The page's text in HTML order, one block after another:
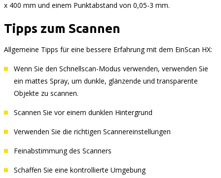
x 400 mm und einem Punktabstand von 0,05-3 mm.
Tipps zum Scannen
Allgemeine Tipps für eine bessere Erfahrung mit dem EinScan HX:
Wenn Sie den Schnellscan-Modus verwenden, verwenden Sie
ein mattes Spray, um dunkle, glänzende und transparente
Objekte zu scannen.
Scannen Sie vor einem dunklen Hintergrund
Verwenden Sie die richtigen Scannereinstellungen
Feinabstimmung des Scanners
Schaffen Sie eine kontrollierte Umgebung